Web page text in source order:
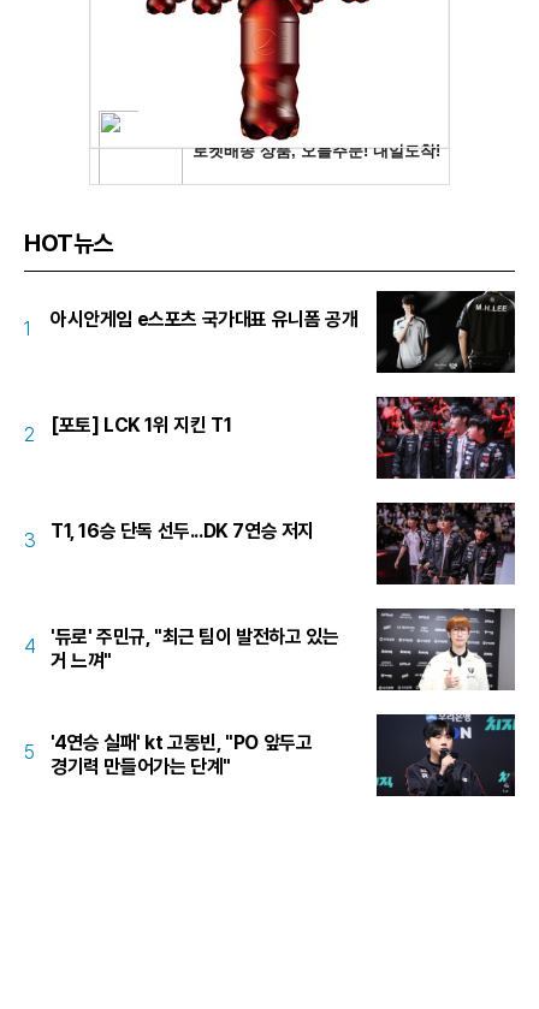
HOT뉴스
1 아시안게임 e스포츠 국가대표 유니폼 공개
2 [포토] LCK 1위 지킨 T1
3 T1, 16승 단독 선두...DK 7연승 저지
4
'듀로' 주민규, "최근 팀이 발전하고 있는
거 느껴"
5
'4연승 실패' kt 고동빈, "PO 앞두고
경기력 만들어가는 단계"